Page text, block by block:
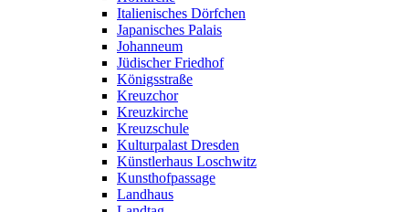
Italienisches Dörfchen
Japanisches Palais
Johanneum
Jüdischer Friedhof
Königsstraße
Kreuzchor
Kreuzkirche
Kreuzschule
Kulturpalast Dresden
Künstlerhaus Loschwitz
Kunsthofpassage
Landhaus